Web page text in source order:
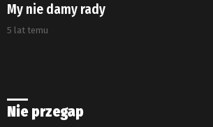
My nie damy rady
5 lat temu
Nie przegap